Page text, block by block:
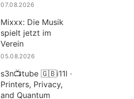
07.08.2026
Mixxx: Die Musik
spielt jetzt im
Verein
05.08.2026
s3n📺tube 🇬🇧i11l ·
Printers, Privacy,
and Quantum